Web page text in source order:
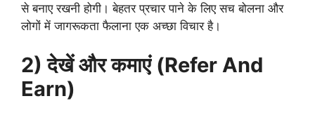
से बनाए रखनी होगी। बेहतर प्रचार पाने के लिए सच बोलना और
लोगों में जागरूकता फैलाना एक अच्छा विचार है।
2) देखें और कमाएं (Refer And
Earn)